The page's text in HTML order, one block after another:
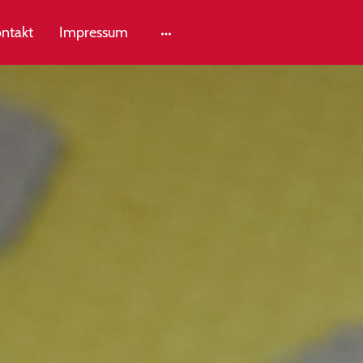
Impressum